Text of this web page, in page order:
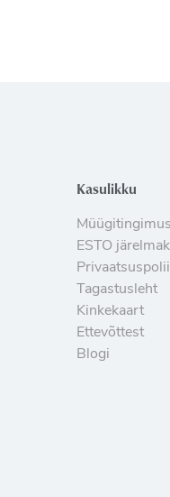
Kasulikku
ESTO
Tagastusleht
Kinkekaart
Ettevõttest
Blogi